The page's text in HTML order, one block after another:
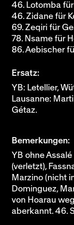
46. Lotomba
46. Zidane für
69. Zeqiri für
78. Nsame für
86. Aebischer
Ersatz:
YB: Letellier,
Lausanne:
Gétaz.
Bemerkungen:
YB ohne
(verletzt),
Marzino (nicht
Dominguez,
von Hoarau
aberkannt. 46.